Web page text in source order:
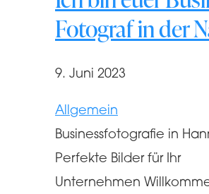
Fotograf in der
9. Juni 2023
Allgemein
Businessfotografie in
Perfekte Bilder für Ihr
Unternehmen